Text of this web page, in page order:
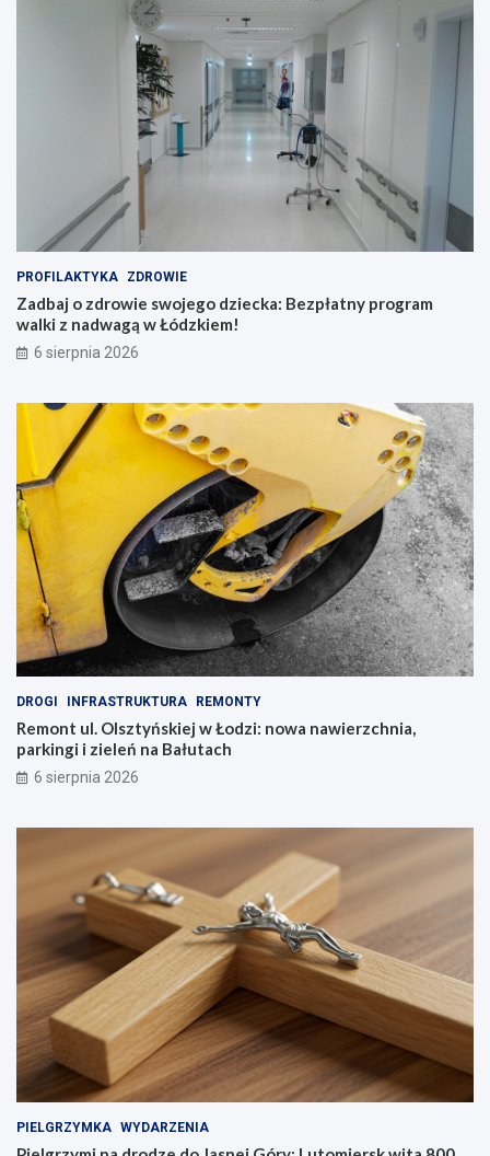
PROFILAKTYKA ZDROWIE
Zadbaj o zdrowie swojego dziecka: Bezpłatny program
walki z nadwagą w Łódzkiem!
6 sierpnia 2026
DROGI INFRASTRUKTURA REMONTY
Remont ul. Olsztyńskiej w Łodzi: nowa nawierzchnia,
parkingi i zieleń na Bałutach
6 sierpnia 2026
PIELGRZYMKA WYDARZENIA